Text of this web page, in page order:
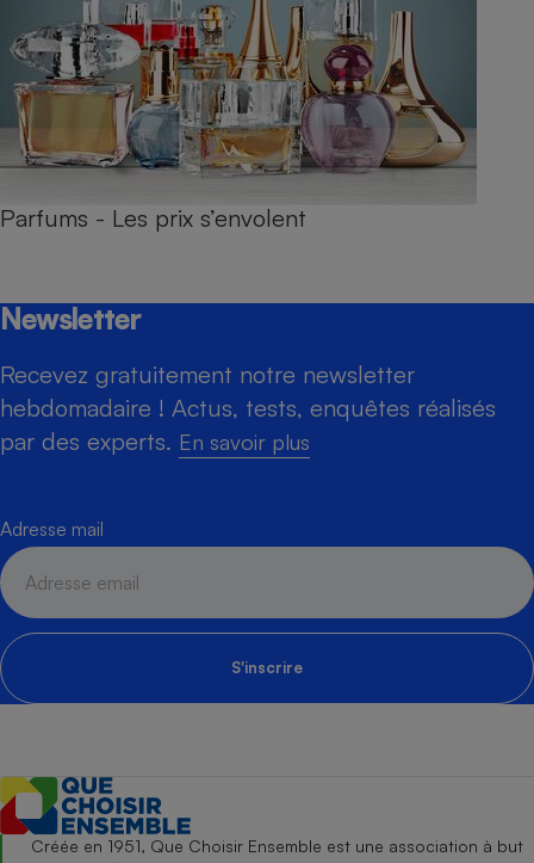
Parfums - Les prix s’envolent
Newsletter
Recevez gratuitement notre newsletter
hebdomadaire ! Actus, tests, enquêtes réalisés
par des experts. En savoir plus
Adresse mail
S'inscrire
Créée en 1951, Que Choisir Ensemble est une association à but